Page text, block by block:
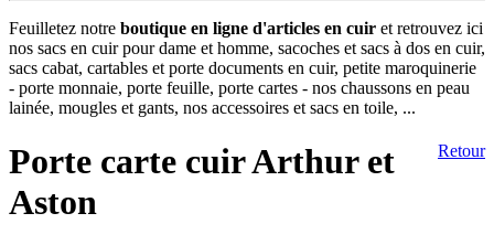
Feuilletez notre boutique en ligne d'articles en cuir et retrouvez ici
nos sacs en cuir pour dame et homme, sacoches et sacs à dos en cuir,
sacs cabat, cartables et porte documents en cuir, petite maroquinerie
- porte monnaie, porte feuille, porte cartes - nos chaussons en peau
lainée, mougles et gants, nos accessoires et sacs en toile, ...
Retour
Porte carte cuir Arthur et
Aston